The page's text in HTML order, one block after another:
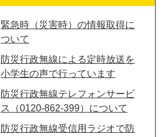
緊急時（災害時）の情報取得に
ついて
防災行政無線による定時放送を
小学生の声で行っています
防災行政無線テレフォンサービ
ス（0120-862-399）について
防災行政無線受信用ラジオで防